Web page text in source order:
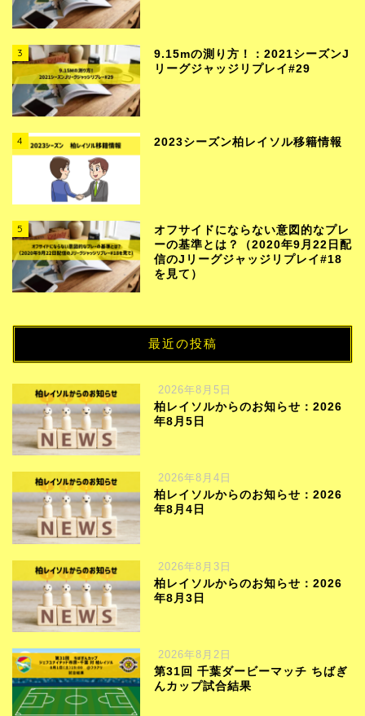
3
9.15mの測り方！：2021シーズンJ
リーグジャッジリプレイ#29
4 2023シーズン柏レイソル移籍情報
5
オフサイドにならない意図的なプレ
ーの基準とは？（2020年9月22日配
信のJリーグジャッジリプレイ#18
を見て）
最近の投稿
2026年8月5日
柏レイソルからのお知らせ：2026
年8月5日
2026年8月4日
柏レイソルからのお知らせ：2026
年8月4日
2026年8月3日
柏レイソルからのお知らせ：2026
年8月3日
2026年8月2日
第31回 千葉ダービーマッチ ちばぎ
んカップ試合結果